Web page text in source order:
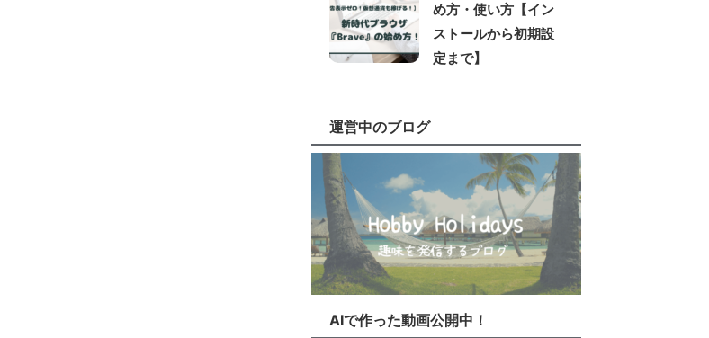
め方・使い方【イン
ストールから初期設
定まで】
運営中のブログ
AIで作った動画公開中！